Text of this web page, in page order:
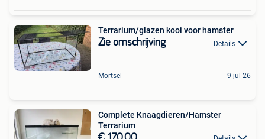
Terrarium/glazen kooi voor hamster
Zie omschrijving Details
Mortsel 9 jul 26
Complete Knaagdieren/Hamster
Terrarium